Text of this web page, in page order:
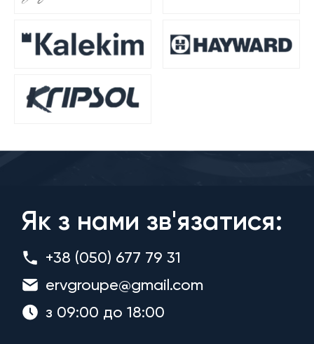
Як з нами зв'язатися:
+38 (050) 677 79 31
ervgroupe@gmail.com
з 09:00 до 18:00